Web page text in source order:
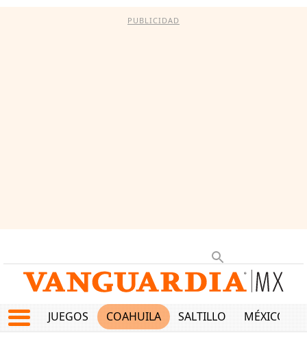
PUBLICIDAD
JUEGOS COAHUILA SALTILLO MÉXICO